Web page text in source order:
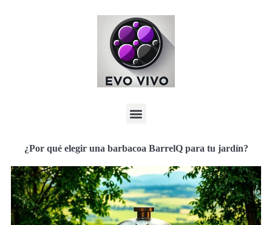
¿Por qué elegir una barbacoa BarrelQ para tu jardín?